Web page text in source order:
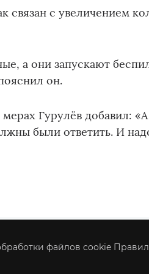
связан с увеличением
а они запускают
он.
Гурулёв добавил:
были ответить. И
файлов cookie